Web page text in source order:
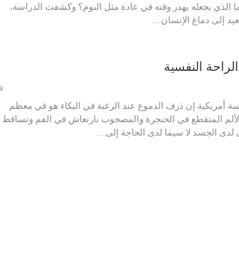
الذي يجعله يهدر وقته في عادة مثل النوم؟ وكشفت الدراسة،
إلى دماغ الإنسان…
النفسية
أمريكية إن ذرف الدموع عند الرغبة في البكاء هو في معظم
المتقطع في الحنجرة والمصحوب بارتعاش في الفم وتساقط
الجسد لا سيما لدى الحاجة إلى…